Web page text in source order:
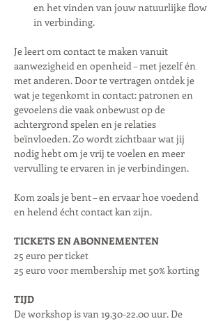
en het vinden van jouw natuurlijke flow
in verbinding.
Je leert om contact te maken vanuit
aanwezigheid en openheid – met jezelf én
met anderen. Door te vertragen ontdek je
wat je tegenkomt in contact: patronen en
gevoelens die vaak onbewust op de
achtergrond spelen en je relaties
beïnvloeden. Zo wordt zichtbaar wat jij
nodig hebt om je vrij te voelen en meer
vervulling te ervaren in je verbindingen.
Kom zoals je bent – en ervaar hoe voedend
en helend écht contact kan zijn.
TICKETS EN ABONNEMENTEN
25 euro per ticket
25 euro voor membership met 50% korting
TIJD
De workshop is van 19.30-22.00 uur. De